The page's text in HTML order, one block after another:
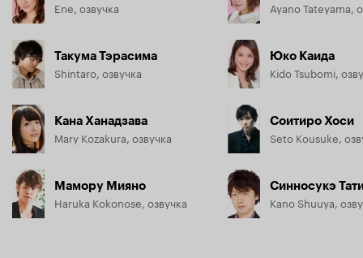
Ene, озвучка
Такума Тэрасима
Shintaro, озвучка
Кана Ханадзава
Mary Kozakura, озвучка
Мамору Мияно
Haruka Kokonose, озвучка
Ayano Tateyama,
Юко Каида
Kido Tsubomi,
Соитиро Хоси
Seto Kousuke,
Синносукэ
Kano Shuuya,